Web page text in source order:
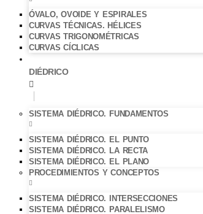
ÓVALO, OVOIDE Y ESPIRALES
CURVAS TÉCNICAS. HÉLICES
CURVAS TRIGONOMÉTRICAS
CURVAS CÍCLICAS
DIÉDRICO
SISTEMA DIÉDRICO. FUNDAMENTOS
SISTEMA DIÉDRICO. EL PUNTO
SISTEMA DIÉDRICO. LA RECTA
SISTEMA DIÉDRICO. EL PLANO
PROCEDIMIENTOS Y CONCEPTOS
SISTEMA DIÉDRICO. INTERSECCIONES
SISTEMA DIÉDRICO. PARALELISMO